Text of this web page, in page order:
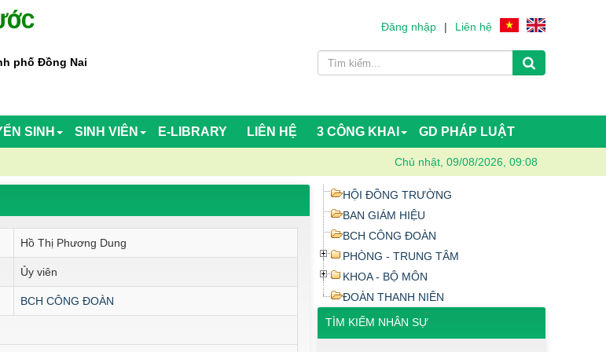
phố Đồng Nai
Đăng nhập | Liên hệ
SINH SINH VIÊN E-LIBRARY LIÊN HỆ 3 CÔNG KHAI GD PHÁP LUẬT
Chủ nhật, 09/08/2026, 09:08
Hồ Thị Phương Dung
Ủy viên
BCH CÔNG ĐOÀN
HỘI ĐỒNG TRƯỜNG
BAN GIÁM HIỆU
BCH CÔNG ĐOÀN
PHÒNG - TRUNG TÂM
KHOA - BỘ MÔN
ĐOÀN THANH NIÊN
TÌM KIẾM NHÂN SỰ